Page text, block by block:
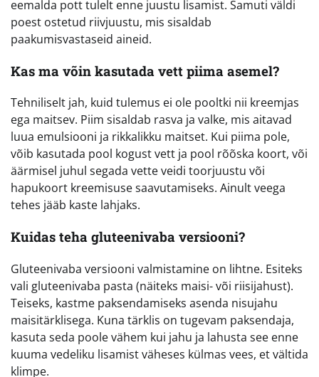
eemalda pott tulelt enne juustu lisamist. Samuti väldi
poest ostetud riivjuustu, mis sisaldab
paakumisvastaseid aineid.
Kas ma võin kasutada vett piima asemel?
Tehniliselt jah, kuid tulemus ei ole pooltki nii kreemjas
ega maitsev. Piim sisaldab rasva ja valke, mis aitavad
luua emulsiooni ja rikkalikku maitset. Kui piima pole,
võib kasutada pool kogust vett ja pool rõõska koort, või
äärmisel juhul segada vette veidi toorjuustu või
hapukoort kreemisuse saavutamiseks. Ainult veega
tehes jääb kaste lahjaks.
Kuidas teha gluteenivaba versiooni?
Gluteenivaba versiooni valmistamine on lihtne. Esiteks
vali gluteenivaba pasta (näiteks maisi- või riisijahust).
Teiseks, kastme paksendamiseks asenda nisujahu
maisitärklisega. Kuna tärklis on tugevam paksendaja,
kasuta seda poole vähem kui jahu ja lahusta see enne
kuuma vedeliku lisamist väheses külmas vees, et vältida
klimpe.